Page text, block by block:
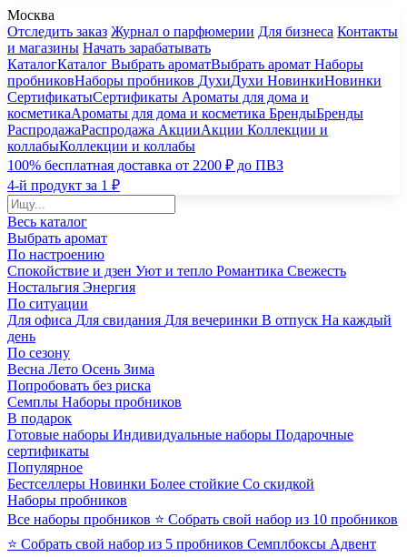
Москва
Отследить заказ Журнал о парфюмерии Для бизнеса Контакты
и магазины Начать зарабатывать
КаталогКаталог Выбрать ароматВыбрать аромат Наборы
пробниковНаборы пробников ДухиДухи НовинкиНовинки
СертификатыСертификаты Ароматы для дома и
косметикаАроматы для дома и косметика БрендыБренды
РаспродажаРаспродажа АкцииАкции Коллекции и
коллабыКоллекции и коллабы
100% бесплатная доставка от 2200 ₽ до ПВЗ
4-й продукт за 1 ₽
Весь каталог
Выбрать аромат
По настроению
Спокойствие и дзен Уют и тепло Романтика Свежесть
Ностальгия Энергия
По ситуации
Для офиса Для свидания Для вечеринки В отпуск На каждый
день
По сезону
Весна Лето Осень Зима
Попробовать без риска
Семплы Наборы пробников
В подарок
Готовые наборы Индивидуальные наборы Подарочные
сертификаты
Популярное
Бестселлеры Новинки Более стойкие Со скидкой
Наборы пробников
Все наборы пробников ⭐ Собрать свой набор из 10 пробников
⭐ Собрать свой набор из 5 пробников Семплбоксы Адвент